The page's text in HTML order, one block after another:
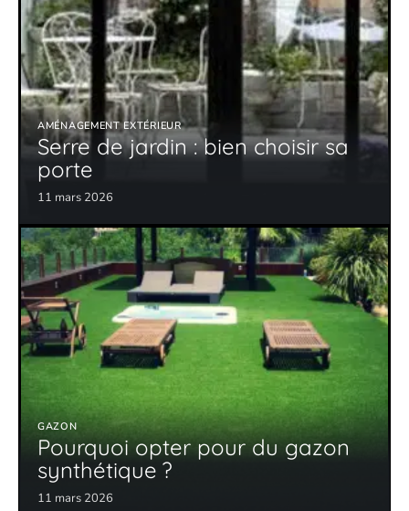
AMÉNAGEMENT EXTÉRIEUR
Serre de jardin : bien choisir sa
porte
11 mars 2026
GAZON
Pourquoi opter pour du gazon
synthétique ?
11 mars 2026